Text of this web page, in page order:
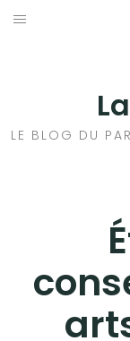
Aller
LE BLOG DU
HISTOIRES EN ILE
VOYAGES À